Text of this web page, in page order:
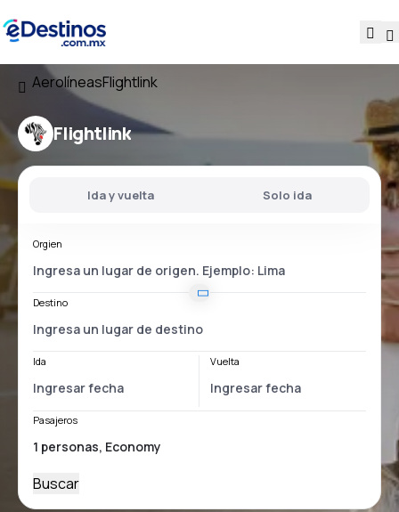
AerolíneasFlightlink
Flightlink
Ida y vuelta Solo ida
Orgien
Destino
Ida Vuelta
Pasajeros
Buscar